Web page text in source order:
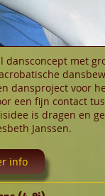
dansconcept met
dansproject voor
een fijn contact
is dragen en
Janssen.
info